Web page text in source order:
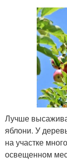
Лучше
яблони. У
на участке
освещенном